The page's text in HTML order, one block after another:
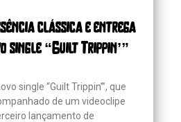
clássica e entrega
single “Guilt Trippin’”
single “Guilt Trippin’”, que
de um videoclipe
lançamento de